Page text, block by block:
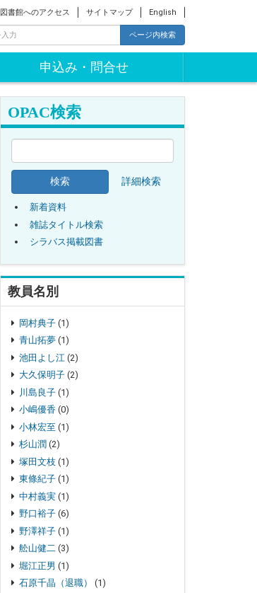
図書館へのアクセス サイトマップ English
ページ内検索
申込み・問合せ
OPAC検索
詳細検索
新着資料
雑誌タイトル検索
シラバス掲載図書
教員名別
岡村典子 (1)
青山拓夢 (1)
池田よし江 (2)
大久保明子 (2)
川島良子 (1)
小嶋優香 (0)
小林宏至 (1)
杉山潤 (2)
塚田文枝 (1)
東條紀子 (1)
中村義実 (1)
野口裕子 (6)
野澤祥子 (1)
舩山健二 (3)
堀江正男 (1)
石原千晶（退職）
(1)